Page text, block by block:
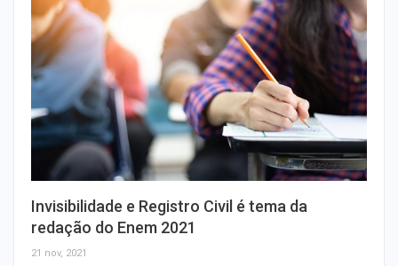
Invisibilidade e Registro Civil é tema da
redação do Enem 2021
21 nov, 2021